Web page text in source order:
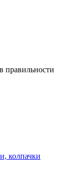
правильности
колпачки